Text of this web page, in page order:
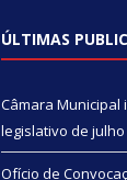
ÚLTIMAS
Câmara
legislativo de julho
Ofício de